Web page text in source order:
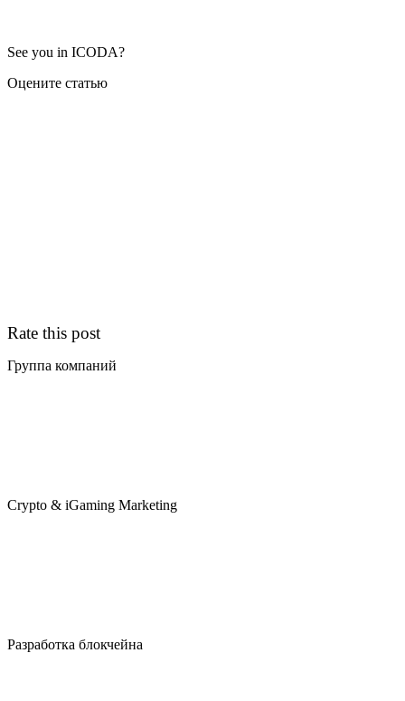
See you in ICODA?
Оцените статью
Rate this post
Группа компаний
Crypto & iGaming Marketing
Разработка блокчейна